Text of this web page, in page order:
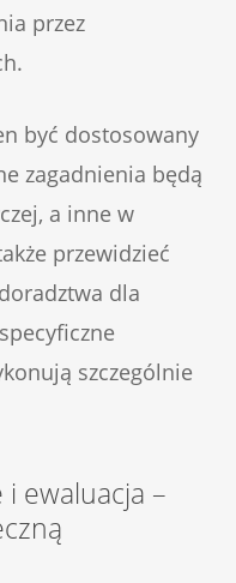
przez
być dostosowany
zagadnienia będą
a inne w
przewidzieć
dla
szczególnie
i ewaluacja –